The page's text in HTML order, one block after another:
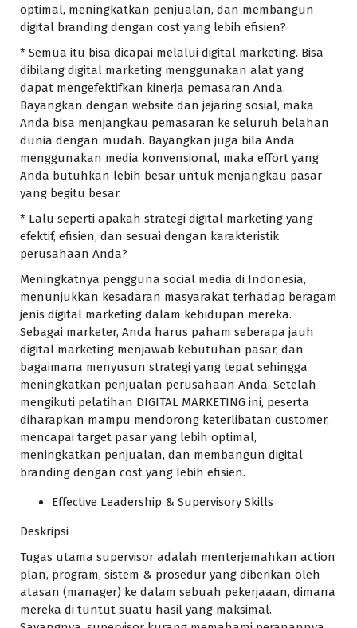
optimal, meningkatkan penjualan, dan membangun
digital branding dengan cost yang lebih efisien?
* Semua itu bisa dicapai melalui digital marketing. Bisa
dibilang digital marketing menggunakan alat yang
dapat mengefektifkan kinerja pemasaran Anda.
Bayangkan dengan website dan jejaring sosial, maka
Anda bisa menjangkau pemasaran ke seluruh belahan
dunia dengan mudah. Bayangkan juga bila Anda
menggunakan media konvensional, maka effort yang
Anda butuhkan lebih besar untuk menjangkau pasar
yang begitu besar.
* Lalu seperti apakah strategi digital marketing yang
efektif, efisien, dan sesuai dengan karakteristik
perusahaan Anda?
Meningkatnya pengguna social media di Indonesia,
menunjukkan kesadaran masyarakat terhadap beragam
jenis digital marketing dalam kehidupan mereka.
Sebagai marketer, Anda harus paham seberapa jauh
digital marketing menjawab kebutuhan pasar, dan
bagaimana menyusun strategi yang tepat sehingga
meningkatkan penjualan perusahaan Anda. Setelah
mengikuti pelatihan DIGITAL MARKETING ini, peserta
diharapkan mampu mendorong keterlibatan customer,
mencapai target pasar yang lebih optimal,
meningkatkan penjualan, dan membangun digital
branding dengan cost yang lebih efisien.
Effective Leadership & Supervisory Skills
Deskripsi
Tugas utama supervisor adalah menterjemahkan action
plan, program, sistem & prosedur yang diberikan oleh
atasan (manager) ke dalam sebuah pekerjaaan, dimana
mereka di tuntut suatu hasil yang maksimal.